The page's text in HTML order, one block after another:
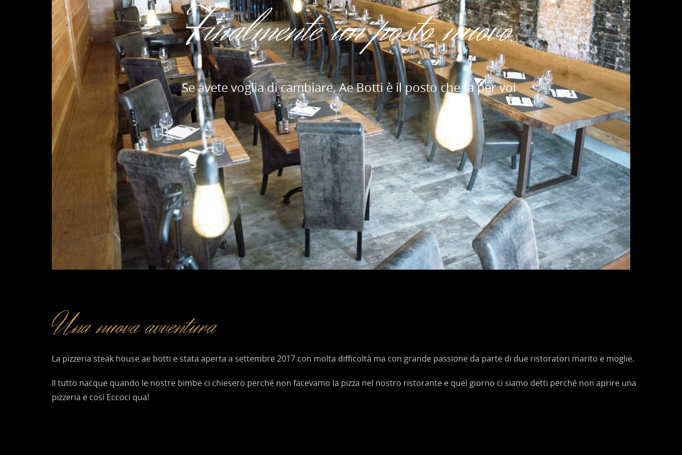
Finalmente un posto nuovo
Se avete voglia di cambiare, Ae Botti è il posto che fa per voi
Una nuova avventura
La pizzeria steak house ae botti e stata aperta a settembre 2017 con molta difficoltà ma con grande passione da parte di due ristoratori marito e moglie.
Il tutto nacque quando le nostre bimbe ci chiesero perché non facevamo la pizza nel nostro ristorante e quel giorno ci siamo detti perché non aprire una
pizzeria e così Eccoci qua!